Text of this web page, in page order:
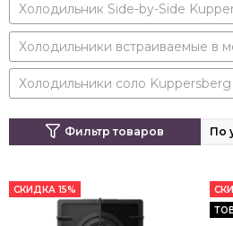
Холодильник Side-by-Side
Холодильники встраиваемые в
Холодильники соло Kuppersberg
Фильтр товаров
СКИДКА 15%